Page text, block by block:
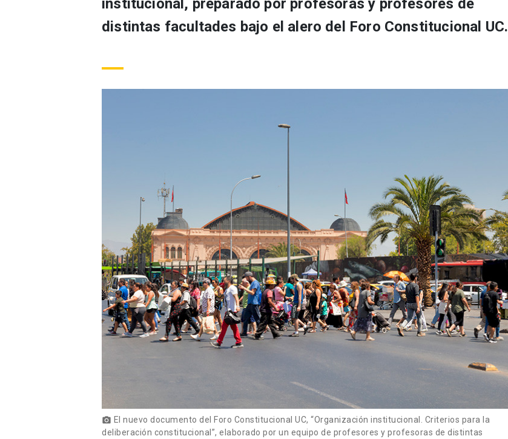
institucional, preparado por profesoras y profesores de
distintas facultades bajo el alero del Foro Constitucional UC.
photo_camera El nuevo documento del Foro Constitucional UC, “Organización institucional. Criterios para la
deliberación constitucional”, elaborado por un equipo de profesores y profesoras de distintas